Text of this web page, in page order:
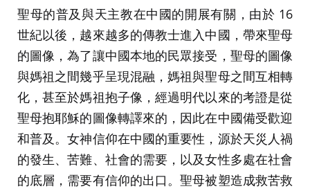
聖母的普及與天主教在中國的開展有關，由於 16
世紀以後，越來越多的傳教士進入中國，帶來聖母
的圖像，為了讓中國本地的民眾接受，聖母的圖像
與媽祖之間幾乎呈現混融，媽祖與聖母之間互相轉
化，甚至於媽祖抱子像，經過明代以來的考證是從
聖母抱耶穌的圖像轉譯來的，因此在中國備受歡迎
和普及。女神信仰在中國的重要性，源於天災人禍
的發生、苦難、社會的需要，以及女性多處在社會
的底層，需要有信仰的出口。聖母被塑造成救苦救